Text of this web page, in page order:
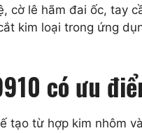
cờ lê hãm đai ốc, tay
kim loại trong ứng
có ưu
tạo từ hợp kim nhôm